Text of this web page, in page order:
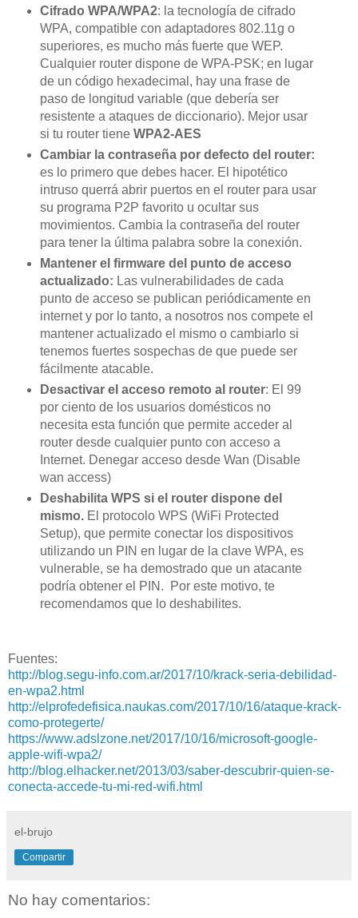
Cifrado WPA/WPA2: la tecnología de cifrado
WPA, compatible con adaptadores 802.11g o
superiores, es mucho más fuerte que WEP.
Cualquier router dispone de WPA-PSK; en lugar
de un código hexadecimal, hay una frase de
paso de longitud variable (que debería ser
resistente a ataques de diccionario). Mejor usar
si tu router tiene WPA2-AES
Cambiar la contraseña por defecto del router:
es lo primero que debes hacer. El hipotético
intruso querrá abrir puertos en el router para usar
su programa P2P favorito u ocultar sus
movimientos. Cambia la contraseña del router
para tener la última palabra sobre la conexión.
Mantener el firmware del punto de acceso
actualizado: Las vulnerabilidades de cada
punto de acceso se publican periódicamente en
internet y por lo tanto, a nosotros nos compete el
mantener actualizado el mismo o cambiarlo si
tenemos fuertes sospechas de que puede ser
fácilmente atacable.
Desactivar el acceso remoto al router: El 99
por ciento de los usuarios domésticos no
necesita esta función que permite acceder al
router desde cualquier punto con acceso a
Internet. Denegar acceso desde Wan (Disable
wan access)
Deshabilita WPS si el router dispone del
mismo.El protocolo WPS (WiFi Protected
Setup), que permite conectar los dispositivos
utilizando un PIN en lugar de la clave WPA, es
vulnerable, se ha demostrado que un atacante
podría obtener el PIN. Por este motivo, te
recomendamos que lo deshabilites.
Fuentes:
http://blog.segu-info.com.ar/2017/10/krack-seria-debilidad-
en-wpa2.html
http://elprofedefisica.naukas.com/2017/10/16/ataque-krack-
como-protegerte/
https://www.adslzone.net/2017/10/16/microsoft-google-
apple-wifi-wpa2/
http://blog.elhacker.net/2013/03/saber-descubrir-quien-se-
conecta-accede-tu-mi-red-wifi.html
el-brujo
Compartir
No hay comentarios: